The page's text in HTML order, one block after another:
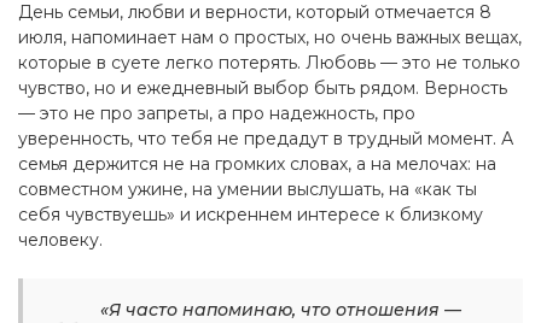
День семьи, любви и верности, который отмечается 8
июля, напоминает нам о простых, но очень важных вещах,
которые в суете легко потерять. Любовь — это не только
чувство, но и ежедневный выбор быть рядом. Верность
— это не про запреты, а про надежность, про
уверенность, что тебя не предадут в трудный момент. А
семья держится не на громких словах, а на мелочах: на
совместном ужине, на умении выслушать, на «как ты
себя чувствуешь» и искреннем интересе к близкому
человеку.
«Я часто напоминаю, что отношения —